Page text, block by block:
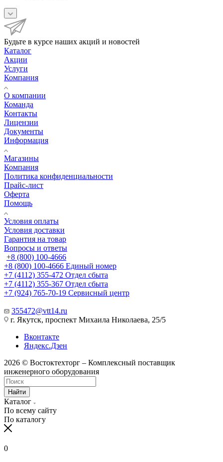
Будьте в курсе наших акций и новостей
Каталог
Акции
Услуги
Компания
О компании
Команда
Контакты
Лицензии
Документы
Информация
Магазины
Компания
Политика конфиденциальности
Прайс-лист
Оферта
Помощь
Условия оплаты
Условия доставки
Гарантия на товар
Вопросы и ответы
+8 (800) 100-4666
+8 (800) 100-4666 Единый номер
+7 (4112) 355-472 Отдел сбыта
+7 (4112) 355-367 Отдел сбыта
+7 (924) 765-70-19 Сервисный центр
355472@vtt14.ru
г. Якутск, проспект Михаила Николаева, 25/5
Вконтакте
Яндекс.Дзен
2026 © Востоктехторг – Комплексный поставщик
инженерного оборудования
Найти
Каталог
По всему сайту
По каталогу
0